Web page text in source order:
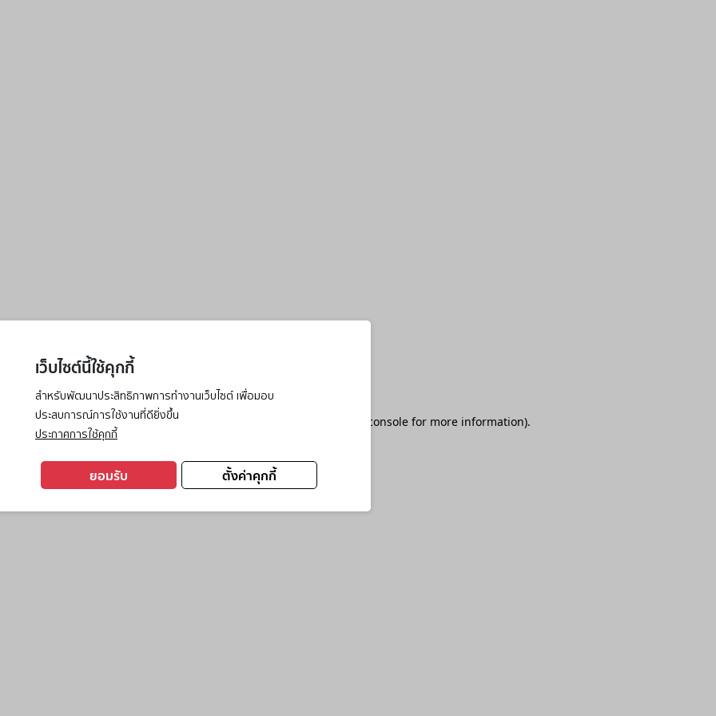
เว็บไซต์นี้ใช้คุกกี้
สำหรับพัฒนาประสิทธิภาพการทำงานเว็บไซต์ เพื่อมอบ
ประสบการณ์การใช้งานที่ดียิ่งขึ้น
ประกาศการใช้คุกกี้
ตั้งค่าคุกกี้
ยอมรับ
has occurred while loading browser console for more information).